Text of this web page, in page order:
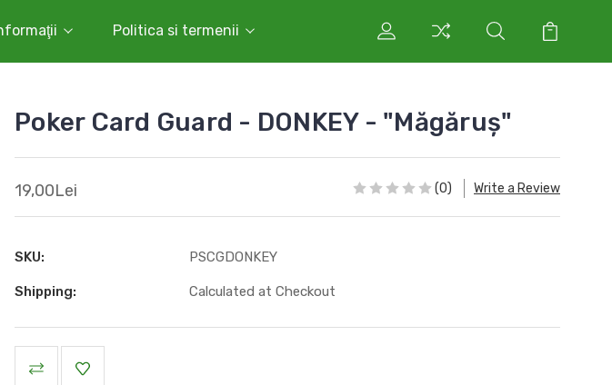
Politica si termenii
Poker Card Guard - DONKEY - "Măgăruș"
19,00Lei (0) Write a Review
SKU: PSCGDONKEY
Shipping: Calculated at Checkout
Stock: